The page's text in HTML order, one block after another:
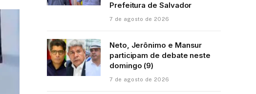
Prefeitura de Salvador
7 de agosto de 2026
Neto, Jerônimo e Mansur
participam de debate neste
domingo (9)
7 de agosto de 2026